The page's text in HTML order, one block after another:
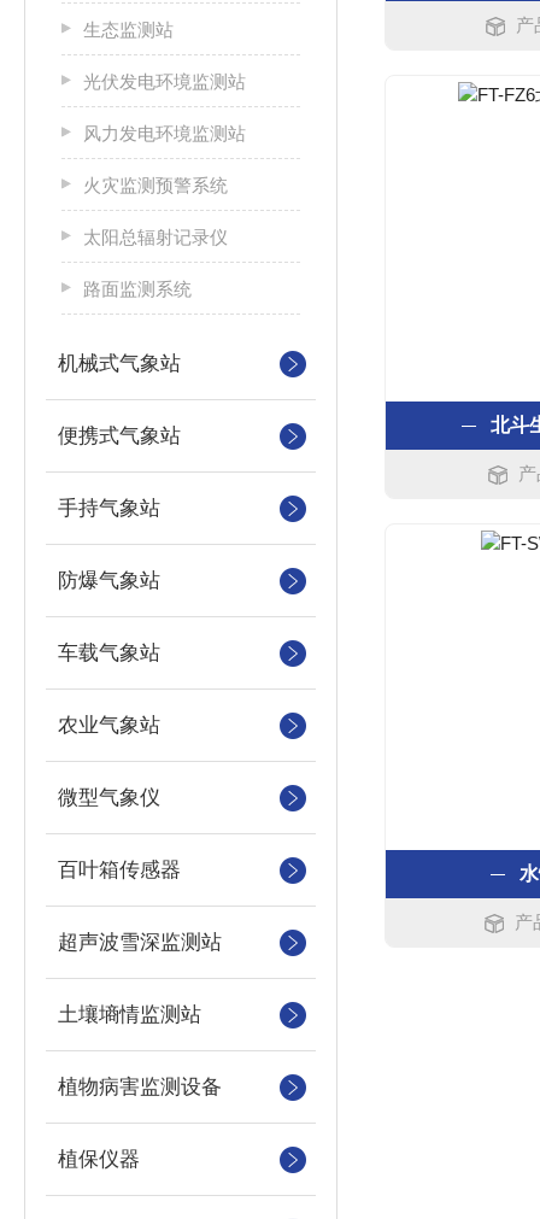
生态监测站
光伏发电环境监测站
风力发电环境监测站
火灾监测预警系统
太阳总辐射记录仪
路面监测系统
机械式气象站
便携式气象站
手持气象站
防爆气象站
车载气象站
农业气象站
微型气象仪
百叶箱传感器
超声波雪深监测站
土壤墒情监测站
植物病害监测设备
植保仪器
产
北斗
产